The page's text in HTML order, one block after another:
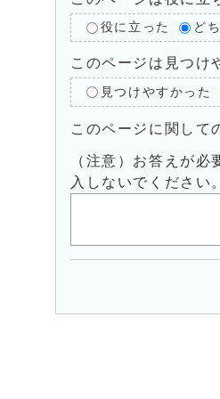
役に立った ど
このページは見つけ
見つけやすかった
このページに関して
（注意）お答えが
入しないでください。